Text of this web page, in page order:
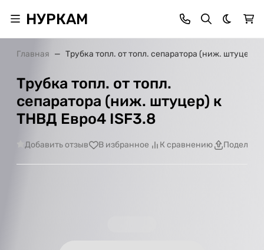
НУРКАМ Темная
Главная Трубка топл. от топл. сепаратора (ниж. штуцер)
Трубка топл. от топл.
сепаратора (ниж. штуцер) к
ТНВД Евро4 ISF3.8
Добавить отзыв В избранное К сравнению